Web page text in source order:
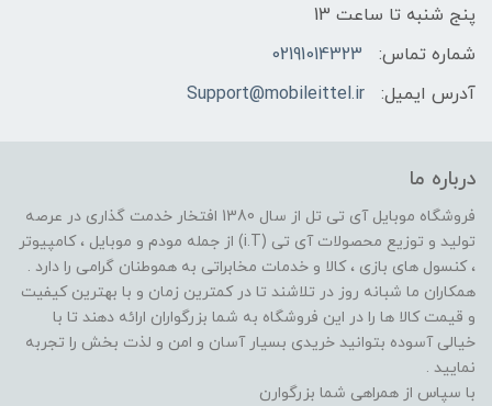
پنج شنبه تا ساعت 13
شماره تماس:
02191014323
آدرس ایمیل:
Support@mobileittel.ir
درباره ما
فروشگاه موبایل آی تی تل از سال 1380 افتخار خدمت گذاری در عرصه
تولید و توزیع محصولات آی تی (i.T) از جمله مودم و موبایل ، کامپیوتر
، کنسول های بازی ، کالا و خدمات مخابراتی به هموطنان گرامی را دارد .
همکاران ما شبانه روز در تلاشند تا در کمترین زمان و با بهترین کیفیت
و قیمت کالا ها را در این فروشگاه به شما بزرگواران ارائه دهند تا با
خیالی آسوده بتوانید خریدی بسیار آسان و امن و لذت بخش را تجربه
نمایید .
با سپاس از همراهی شما بزرگوارن